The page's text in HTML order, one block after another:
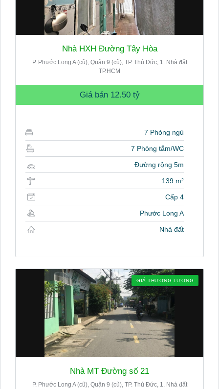
Nhà HXH Đường Tây Hòa
P. Phước Long A (cũ), Quận 9 (cũ), TP. Thủ Đức, 1. Nhà đất
TP.HCM
Giá bán 12.50 tỷ
7 Phòng ngủ
7 Phòng tắm/WC
Đường rộng 5m
139 m²
Cấp 4
Phước Long A
Nhà đất
GIÁ THƯƠNG LƯỢNG
Nhà MT Đường số 21
P. Phước Long A (cũ), Quận 9 (cũ), TP. Thủ Đức, 1. Nhà đất